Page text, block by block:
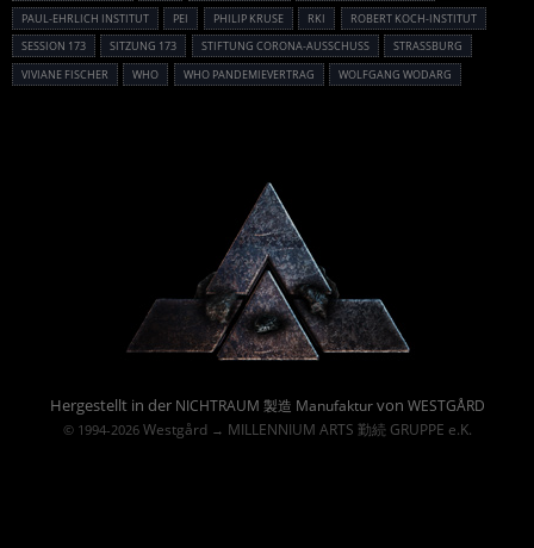
PAUL-EHRLICH INSTITUT
PEI PHILIP KRUSE RKI
ROBERT KOCH-INSTITUT
SESSION 173
SITZUNG 173 STIFTUNG CORONA-AUSSCHUSS
STRASSBURG
VIVIANE FISCHER
WHO WHO PANDEMIEVERTRAG WOLFGANG WODARG
Hergestellt in der NICHTRAUM 製造 Manufakturvon WESTGÅRD
© 1994-2026 Westgård→ MILLENNIUM ARTS 勤続 GRUPPE e.K.
Powered By :